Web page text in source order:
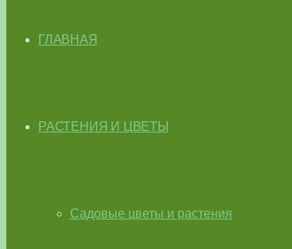
ГЛАВНАЯ
РАСТЕНИЯ И ЦВЕТЫ
Садовые цветы и растения